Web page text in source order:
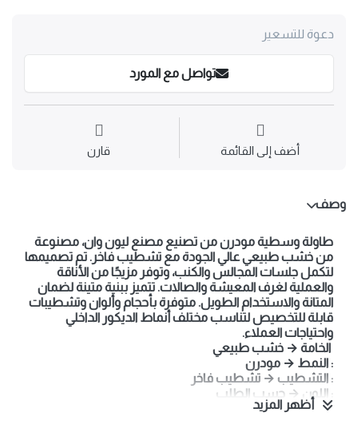
دعوة للتسعير
تواصل مع المورد
أضف إلى القائمة قارن
وصف
طاولة وسطية مودرن من تصنيع مصنع ليون وان، مصنوعة
من خشب طبيعي عالي الجودة مع تشطيب فاخر. تم تصميمها
لتكمل جلسات المجالس والكنب، وتوفر مزيجًا من الأناقة
والعملية لغرف المعيشة والصالات. تتميز ببنية متينة لضمان
المتانة والاستخدام الطويل. متوفرة بأحجام وألوان وتشطيبات
قابلة للتخصيص لتناسب مختلف أنماط الديكور الداخلي
واحتياجات العملاء.
الخامة → خشب طبيعي
: النمط → مودرن
: التشطيب → تشطيب فاخر
: اللون → حسب الطلب
: التركيب → أرضي
أظهر المزيد